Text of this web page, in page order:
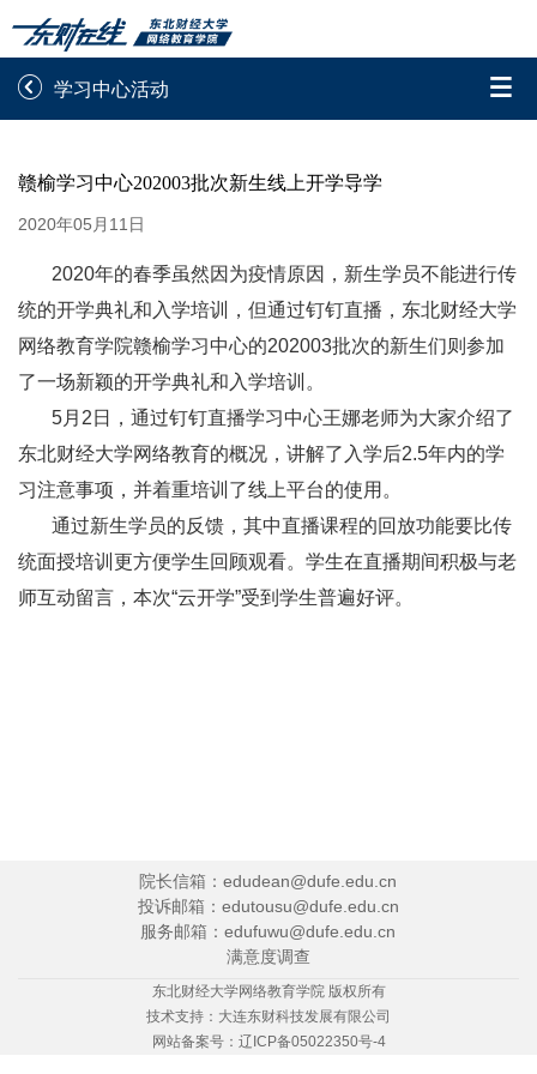

 学习中心活动
学籍查询 学生证查询打印
学籍相关申请 论文综合评定系统
信息确认及测试
 重置密码
赣榆学习中心202003批次新生线上开学导学
2020年05月11日
2020年的春季虽然因为疫情原因，新生学员不能进行传
统的开学典礼和入学培训，但通过钉钉直播，东北财经大学
网络教育学院赣榆学习中心的202003批次的新生们则参加
了一场新颖的开学典礼和入学培训。
5月2日，通过钉钉直播学习中心王娜老师为大家介绍了
东北财经大学网络教育的概况，讲解了入学后2.5年内的学
习注意事项，并着重培训了线上平台的使用。
通过新生学员的反馈，其中直播课程的回放功能要比传
统面授培训更方便学生回顾观看。学生在直播期间积极与老
师互动留言，本次“云开学”受到学生普遍好评。
院长信箱：edudean@dufe.edu.cn
投诉邮箱：edutousu@dufe.edu.cn
服务邮箱：edufuwu@dufe.edu.cn
满意度调查
东北财经大学网络教育学院 版权所有
技术支持： 大连东财科技发展有限公司
网站备案号： 辽ICP备05022350号-4